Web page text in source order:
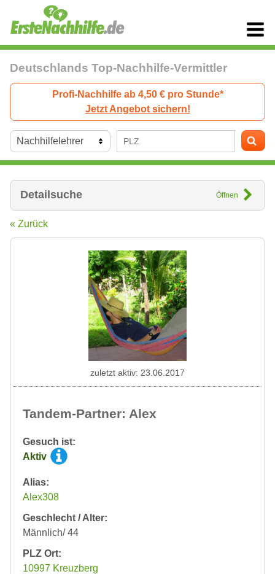
Deutschlands Top-Nachhilfe-Vermittler
Profi-Nachhilfe ab 4,50 € pro Stunde*
Jetzt Angebot sichern!
Detailsuche Öffnen
« Zurück
Tandem-Partner: Alex
Gesuch ist:
Aktiv
Alias:
Alex308
Geschlecht / Alter:
Männlich/ 44
PLZ Ort:
10997 Kreuzberg
zuletzt aktiv: 23.06.2017